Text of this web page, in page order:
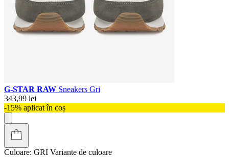
G-STAR RAW Sneakers Gri
343,99 lei
-15% aplicat în coș
Culoare: GRI Variante de culoare